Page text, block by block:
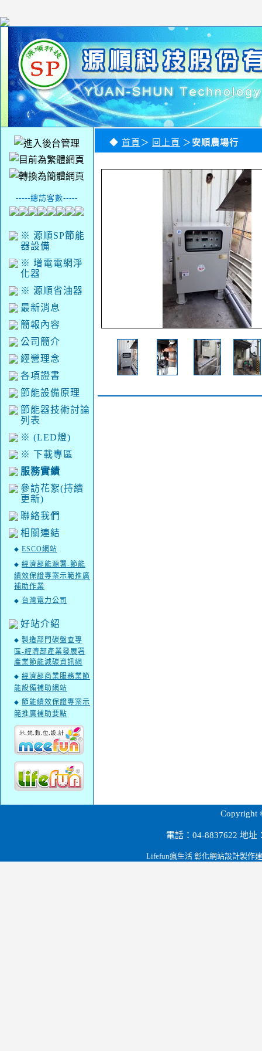
-----總訪客數-----
※ 源順SP節能
器設備
※ 增電電網淨
化器
※ 源順省油器
最新消息
簡報內容
公司簡介
經營理念
各項證書
節能設備原理
節能器技術討論
列表
※ (LED燈)
※ 下載專區
服務實績
參訪花絮(持續
更新)
聯絡我們
相關連結
◆ ESCO網站
◆ 經濟部能源署-節能
績效保證專案示範推廣
補助作業
◆ 台灣電力公司
好站介紹
◆ 製造部門碳盤查專
區-經濟部產業發展署
產業節能減碳資訊網
◆ 經濟部商業服務業節
能設備補助網站
◆ 節能績效保證專案示
範推廣補助要點
◆ 首頁 ＞ 回上頁 ＞安順農場行
Copyright
電話：04-8837622 地
Lifefun瘋生活 彰化網站設計製作